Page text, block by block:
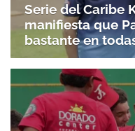
Serie del Caribe
manifiesta que
bastante en